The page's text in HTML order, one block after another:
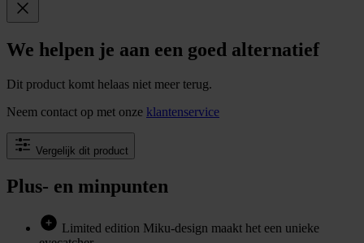
We helpen je aan een goed alternatief
Dit product komt helaas niet meer terug.
Neem contact op met onze klantenservice
Vergelijk dit product
Plus- en minpunten
Limited edition Miku-design maakt het een unieke